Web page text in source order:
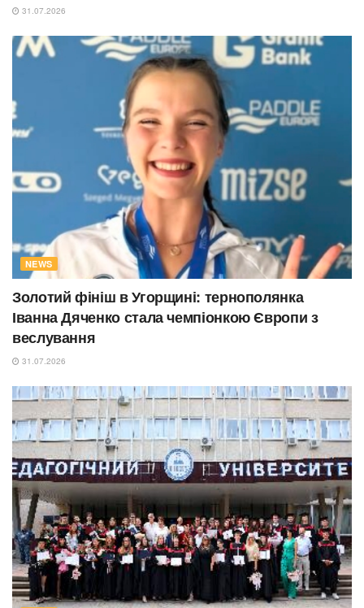
31.07.2026
NEWS
Золотий фініш в Угорщині: тернополянка
Іванна Дяченко стала чемпіонкою Європи з
веслування
31.07.2026